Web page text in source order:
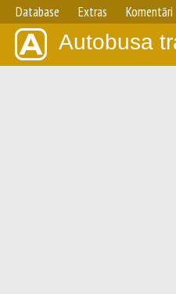
Database Extras Komentāri
Autobusa